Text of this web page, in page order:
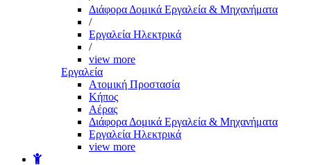
Διάφορα Δομικά Εργαλεία & Μηχανήματα
/
Εργαλεία Ηλεκτρικά
/
view more
Εργαλεία
Aτομική Προστασία
Kήπος
Αέρας
Διάφορα Δομικά Εργαλεία & Μηχανήματα
Εργαλεία Ηλεκτρικά
view more